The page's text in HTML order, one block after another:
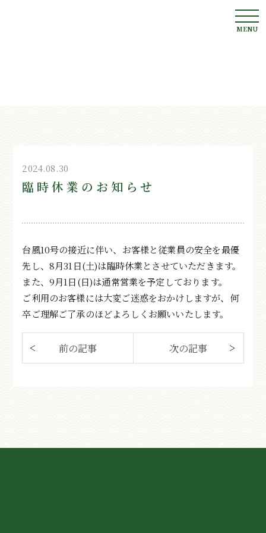
2024.08.30
臨時休業のお知らせ
台風10号の接近に伴い、お客様と従業員の安全を最優
先し、8月31日(土)は臨時休業とさせていただきます。
また、9月1日(日)は通常営業を予定しております。
ご利用のお客様には大変ご迷惑をおかけしますが、何
卒ご理解ご了承のほどよろしくお願いいたします。